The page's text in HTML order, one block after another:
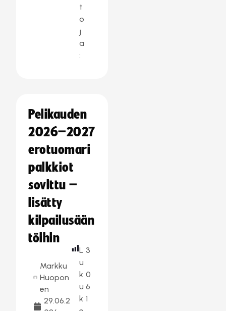
t
o
j
a
:
Pelikauden
2026–2027
erotuomari
palkkiot
sovittu –
lisätty
kilpailusään
töihin
Markku
Huopon
en
29.06.2
L
u
k
u
k
3
0
6
1